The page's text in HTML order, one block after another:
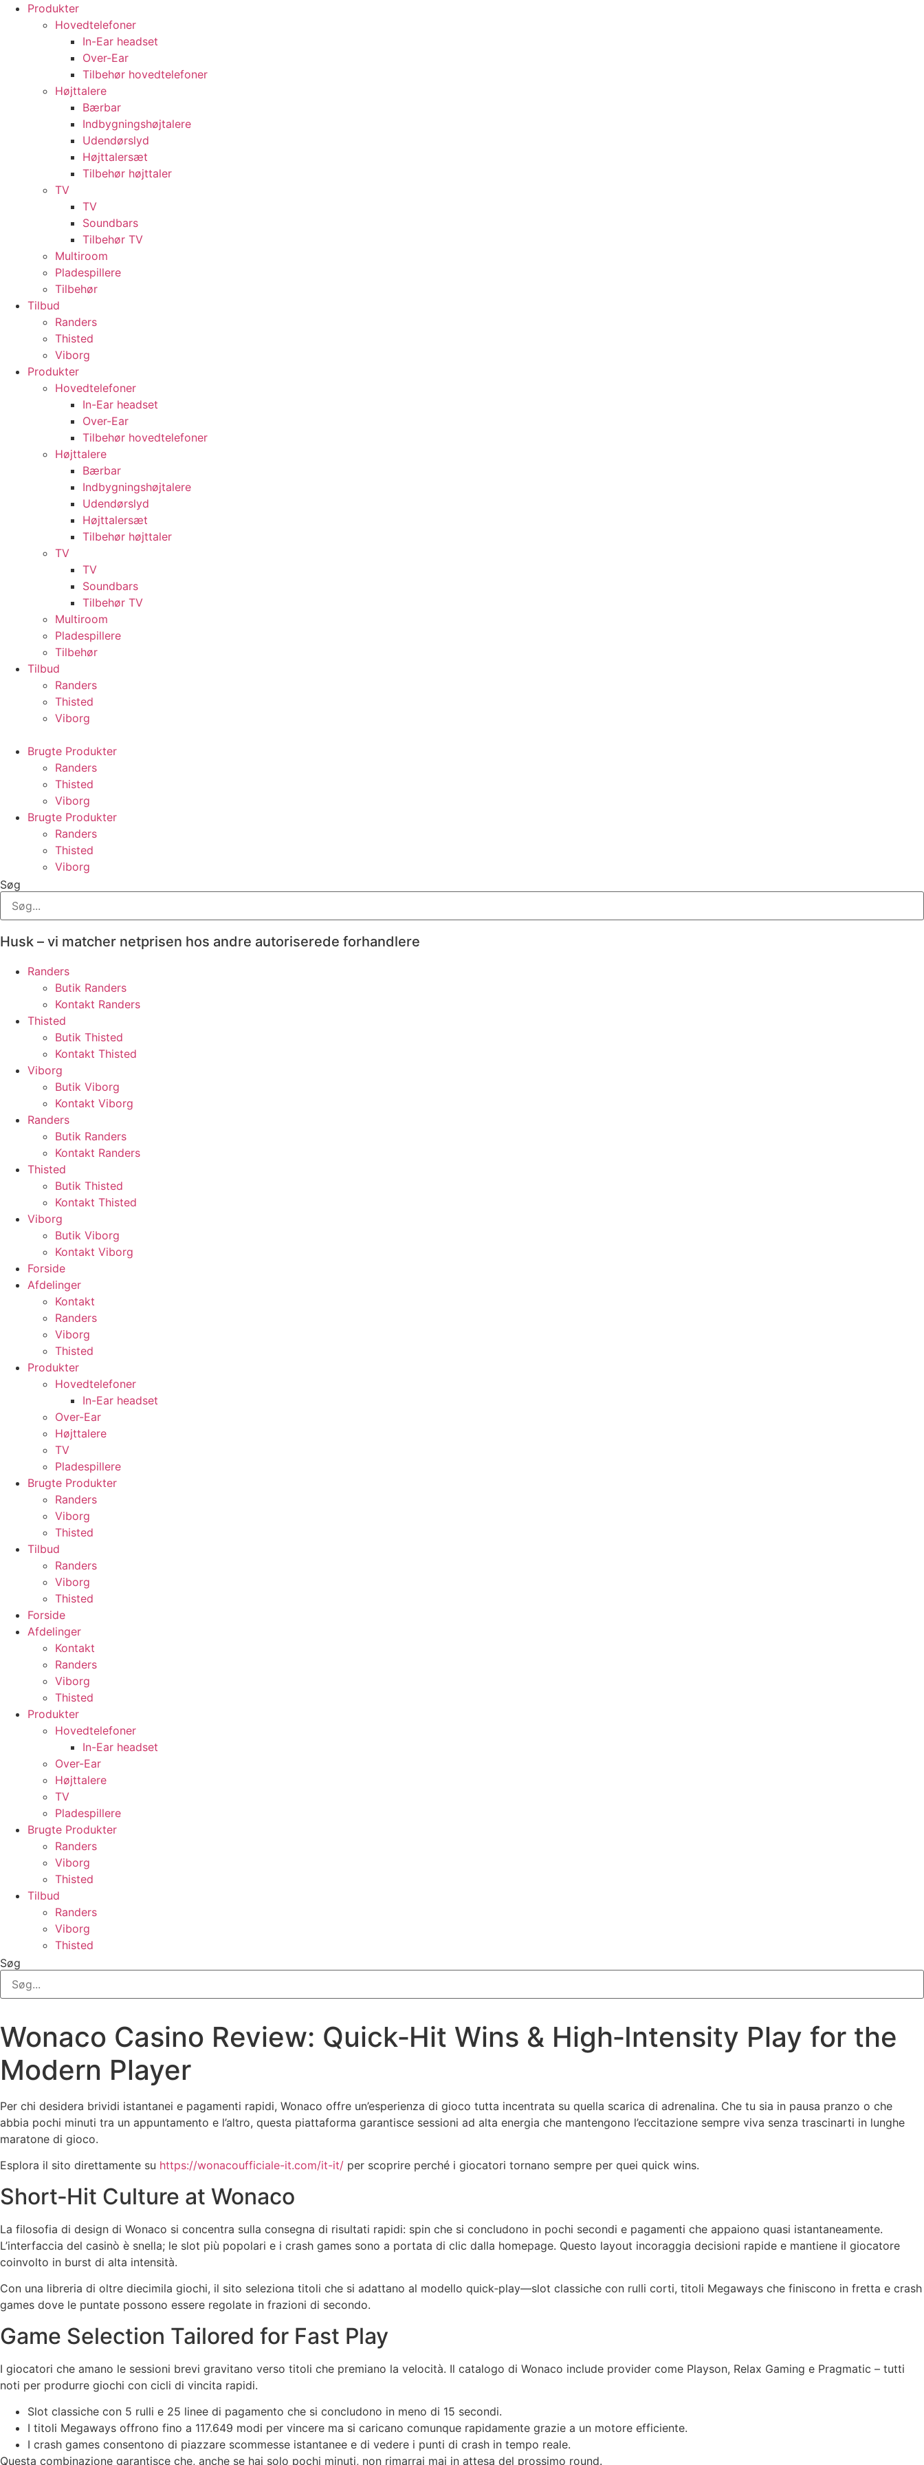
VidereProdukter
Hovedtelefoner
In-Ear headset
Over-Ear
Tilbehør hovedtelefoner
Højttalere
Bærbar
Indbygningshøjtalere
Udendørslyd
Højttalersæt
Tilbehør højttaler
TV
TV
Soundbars
Tilbehør TV
Multiroom
Pladespillere
Tilbehør
Tilbud
Randers
Thisted
Viborg
Produkter
Hovedtelefoner
In-Ear headset
Over-Ear
Tilbehør hovedtelefoner
Højttalere
Bærbar
Indbygningshøjtalere
Udendørslyd
Højttalersæt
Tilbehør højttaler
TV
TV
Soundbars
Tilbehør TV
Multiroom
Pladespillere
Tilbehør
Tilbud
Randers
Thisted
Viborg
Brugte Produkter
Randers
Thisted
Viborg
Brugte Produkter
Randers
Thisted
Viborg
Søg
Husk – vi matcher netprisen hos andre autoriserede forhandlere
Randers
Butik Randers
Kontakt Randers
Thisted
Butik Thisted
Kontakt Thisted
Viborg
Butik Viborg
Kontakt Viborg
Randers
Butik Randers
Kontakt Randers
Thisted
Butik Thisted
Kontakt Thisted
Viborg
Butik Viborg
Kontakt Viborg
Forside
Afdelinger
Kontakt
Randers
Viborg
Thisted
Produkter
Hovedtelefoner
In-Ear headset
Over-Ear
Højttalere
TV
Pladespillere
Brugte Produkter
Randers
Viborg
Thisted
Tilbud
Randers
Viborg
Thisted
Forside
Afdelinger
Kontakt
Randers
Viborg
Thisted
Produkter
Hovedtelefoner
In-Ear headset
Over-Ear
Højttalere
TV
Pladespillere
Brugte Produkter
Randers
Viborg
Thisted
Tilbud
Randers
Viborg
Thisted
Søg
Wonaco Casino Review: Quick‑Hit Wins & High‑Intensity Play for the
Modern Player
Per chi desidera brividi istantanei e pagamenti rapidi, Wonaco offre un’esperienza di gioco tutta incentrata su quella scarica di adrenalina. Che tu sia in pausa pranzo o che
abbia pochi minuti tra un appuntamento e l’altro, questa piattaforma garantisce sessioni ad alta energia che mantengono l’eccitazione sempre viva senza trascinarti in lunghe
maratone di gioco.
Esplora il sito direttamente su https://wonacoufficiale-it.com/it-it/ per scoprire perché i giocatori tornano sempre per quei quick wins.
Short‑Hit Culture at Wonaco
La filosofia di design di Wonaco si concentra sulla consegna di risultati rapidi: spin che si concludono in pochi secondi e pagamenti che appaiono quasi istantaneamente.
L’interfaccia del casinò è snella; le slot più popolari e i crash games sono a portata di clic dalla homepage. Questo layout incoraggia decisioni rapide e mantiene il giocatore
coinvolto in burst di alta intensità.
Con una libreria di oltre diecimila giochi, il sito seleziona titoli che si adattano al modello quick‑play—slot classiche con rulli corti, titoli Megaways che finiscono in fretta e crash
games dove le puntate possono essere regolate in frazioni di secondo.
Game Selection Tailored for Fast Play
I giocatori che amano le sessioni brevi gravitano verso titoli che premiano la velocità. Il catalogo di Wonaco include provider come Playson, Relax Gaming e Pragmatic – tutti
noti per produrre giochi con cicli di vincita rapidi.
Slot classiche con 5 rulli e 25 linee di pagamento che si concludono in meno di 15 secondi.
I titoli Megaways offrono fino a 117.649 modi per vincere ma si caricano comunque rapidamente grazie a un motore efficiente.
I crash games consentono di piazzare scommesse istantanee e di vedere i punti di crash in tempo reale.
Questa combinazione garantisce che, anche se hai solo pochi minuti, non rimarrai mai in attesa del prossimo round.